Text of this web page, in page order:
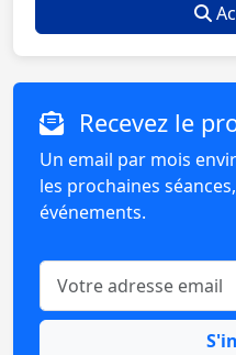
Recevez le
Un email par mois
les prochaines
événements.
Votre email